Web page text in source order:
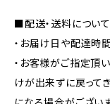
■配送・送料について
・お届け日や配達時
・お客様がご指定頂
けが出来ずに戻って